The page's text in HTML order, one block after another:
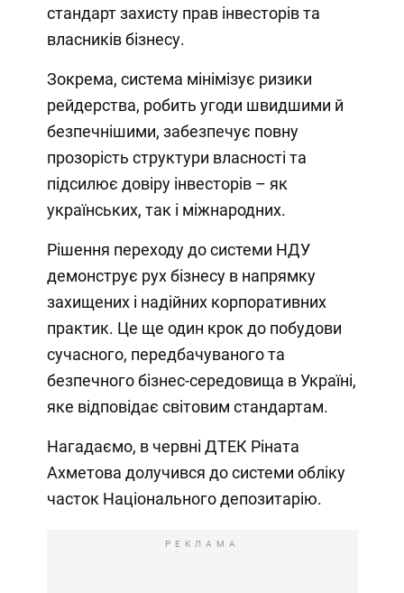
стандарт захисту прав інвесторів та
власників бізнесу.
Зокрема, система мінімізує ризики
рейдерства, робить угоди швидшими й
безпечнішими, забезпечує повну
прозорість структури власності та
підсилює довіру інвесторів – як
українських, так і міжнародних.
Рішення переходу до системи НДУ
демонструє рух бізнесу в напрямку
захищених і надійних корпоративних
практик. Це ще один крок до побудови
сучасного, передбачуваного та
безпечного бізнес-середовища в Україні,
яке відповідає світовим стандартам.
Нагадаємо, в червні ДТЕК Ріната
Ахметова долучився до системи обліку
часток Національного депозитарію.
РЕКЛАМА